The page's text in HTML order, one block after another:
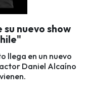
su nuevo show
llega en un nuevo
Daniel Alcaíno